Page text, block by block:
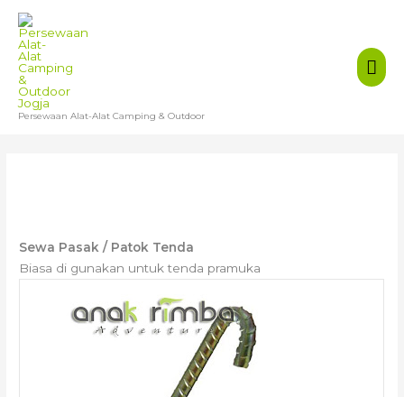
Persewaan Alat-Alat Camping & Outdoor
Sewa Pasak / Patok Tenda
Biasa di gunakan untuk tenda pramuka